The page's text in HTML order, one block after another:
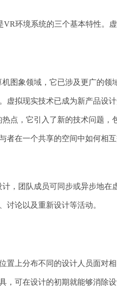
VR环境系统的三个基本特性。
图象领域，它已涉及更广的领
虚拟现实技术已成为新产品设
点，它引入了新的技术问题，
者在一个共享的空间中如何相
，团队成员可同步或异步地在
讨论以及重新设计等活动。
置上分布不同的设计人员面对
，可在设计的初期就能够消除